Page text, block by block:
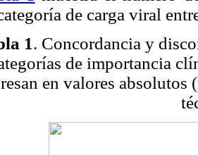
de carga viral
1. Concordancia y
de importancia
en valores absolutos